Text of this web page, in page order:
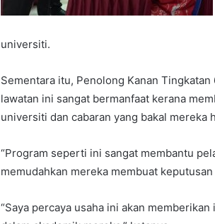
universiti.
Sementara itu, Penolong Kanan
lawatan ini sangat bermanfaat kerana
universiti dan cabaran yang bakal mereka
“Program seperti ini sangat membantu
memudahkan mereka membuat
“Saya percaya usaha ini akan